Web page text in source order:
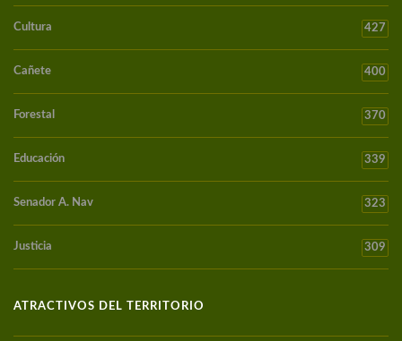
Cultura 427
Cañete 400
Forestal 370
Educación 339
Senador A. Nav 323
Justicia 309
ATRACTIVOS DEL TERRITORIO